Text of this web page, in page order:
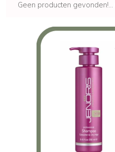
Geen producten gevonden!...